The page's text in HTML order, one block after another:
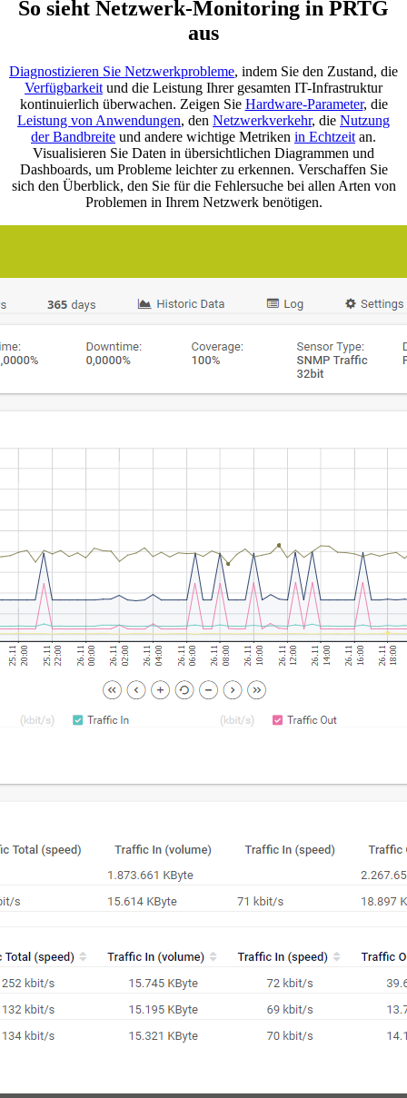
So sieht Netzwerk-Monitoring in PRTG
aus
Diagnostizieren Sie Netzwerkprobleme, indem Sie den Zustand, die
Verfügbarkeit und die Leistung Ihrer gesamten IT-Infrastruktur
kontinuierlich überwachen. Zeigen Sie Hardware-Parameter, die
Leistung von Anwendungen, den Netzwerkverkehr, die Nutzung
der Bandbreite und andere wichtige Metriken in Echtzeit an.
Visualisieren Sie Daten in übersichtlichen Diagrammen und
Dashboards, um Probleme leichter zu erkennen. Verschaffen Sie
sich den Überblick, den Sie für die Fehlersuche bei allen Arten von
Problemen in Ihrem Netzwerk benötigen.